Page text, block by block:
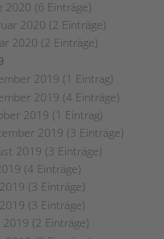
2020 (6 Einträge)
2020 (2 Einträge)
2020 (2 Einträge)
2019 (1 Eintrag)
2019 (4 Einträge)
2019 (1 Eintrag)
2019 (3 Einträge)
2019 (3 Einträge)
(4 Einträge)
(3 Einträge)
(3 Einträge)
2019 (2 Einträge)